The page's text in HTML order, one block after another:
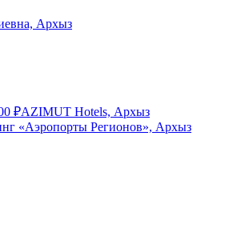
Архыз
₽AZIMUT Hotels, Архыз
«Аэропорты Регионов», Архыз